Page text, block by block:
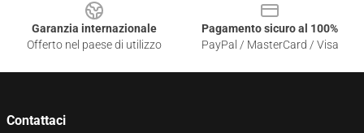
Garanzia internazionale
Offerto nel paese di utilizzo
Pagamento sicuro al 100%
PayPal / MasterCard / Visa
Contattaci